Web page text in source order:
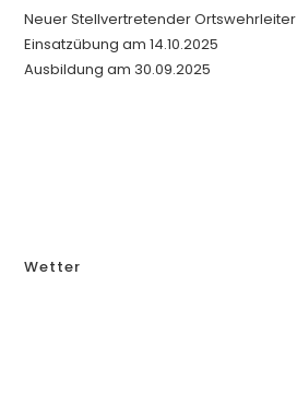
Neuer Stellvertretender Ortswehrleiter
Einsatzübung am 14.10.2025
Ausbildung am 30.09.2025
Wetter